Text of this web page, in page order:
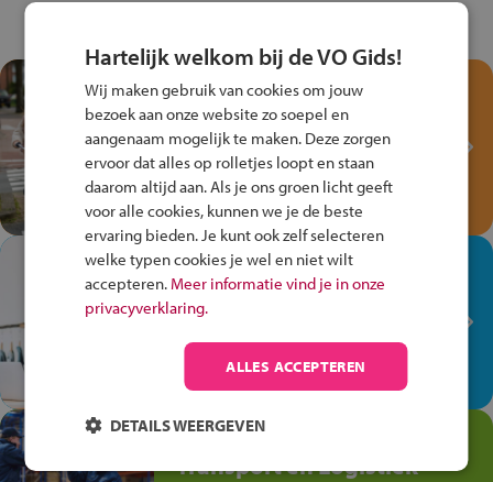
Test je kennis met het
Fiets Veilig
Verkeersspel!
Speel het Fiets Veilig Verkeersspel
en win een Cortina-fiets!
In de winkel ben je op je
plek!
op de winkelvloer, waar elke dag
anders is!
Jouw talent in de
Transport en Logistiek
Hartelijk welkom bij de VO Gids!
Wij maken gebruik van cookies om jouw
bezoek aan onze website zo soepel en
aangenaam mogelijk te maken. Deze zorgen
ervoor dat alles op rolletjes loopt en staan
daarom altijd aan. Als je ons groen licht geeft
voor alle cookies, kunnen we je de beste
ervaring bieden. Je kunt ook zelf selecteren
welke typen cookies je wel en niet wilt
accepteren. Meer informatie vind je in onze
privacyverklaring.
ALLES ACCEPTEREN
DETAILS WEERGEVEN